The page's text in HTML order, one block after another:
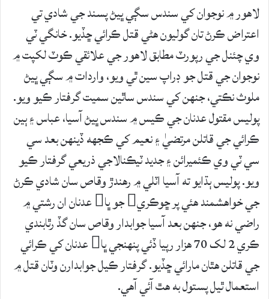
لاهور ۾ نوجوان کي سندس سڳي ڀيڻ پسند جي شادي تي
اعتراض ڪرڻ تان گوليون هڻي قتل ڪرائي ڇڏيو. خانگي ٽي
وي چئنل جي رپورٽ مطابق لاهور جي علائقي ڪوٽ لکپت ۾
نوجوان جي قتل جو ڊراپ سين ٿي ويو، واردات ۾ سڳي ڀيڻ
ملوث نڪتي، جنهن کي سندس ساٿين سميت گرفتار ڪيو ويو.
پوليس مقتول عدنان جي ڪيس ۾ سندس ڀيڻ آسيا، عباس ۽ ٻين
ڪرائي جي قاتلن مرتضيٰ ۽ نعيم کي ڪجهه ڏينهن بعد سي
سي ٽي وي ڪئميرائن ۽ جديد ٽيڪنالاجي ذريعي گرفتار ڪيو
ويو. پوليس ٻڌايو ته آسيا اٽلي ۾ رهندڙ وقاص سان شادي ڪرڻ
جي خواهشمند هئي پر ڇوڪري جو ڀا عدنان ان رشتي ۾
راضي نه هو، جنهن بعد آسيا جوابدار وقاص سان گڏ رٿابندي
ڪري 2 لک 70 هزار رپيا ڏئي پنهنجي ڀا عدنان کي ڪرائي
جي قاتلن هٿان مارائي ڇڏيو. گرفتار ڪيل جوابدارن وٽان قتل ۾
استعمال ٿيل پستول به هٿ آئي آهي.